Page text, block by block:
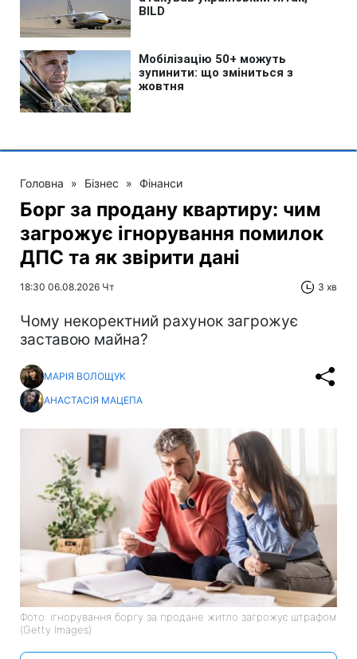
Головна » Бізнес » Фінанси
Борг за продану квартиру: чим
загрожує ігнорування помилок
ДПС та як звірити дані
18:30 06.08.2026 Чт 3 хв
Чому некоректний рахунок загрожує
заставою майна?
МАРІЯ ВОЛОЩУК
АНАСТАСІЯ МАЦЕПА
Фото: ігнорування боргу за продане житло загрожує штрафом
(Getty Images)